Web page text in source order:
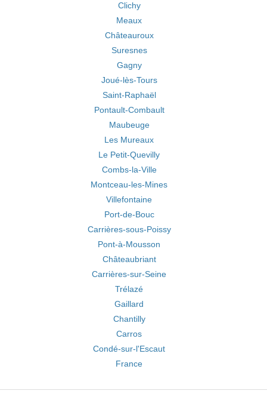
Clichy
Meaux
Châteauroux
Suresnes
Gagny
Joué-lès-Tours
Saint-Raphaël
Pontault-Combault
Maubeuge
Les Mureaux
Le Petit-Quevilly
Combs-la-Ville
Montceau-les-Mines
Villefontaine
Port-de-Bouc
Carrières-sous-Poissy
Pont-à-Mousson
Châteaubriant
Carrières-sur-Seine
Trélazé
Gaillard
Chantilly
Carros
Condé-sur-l'Escaut
France